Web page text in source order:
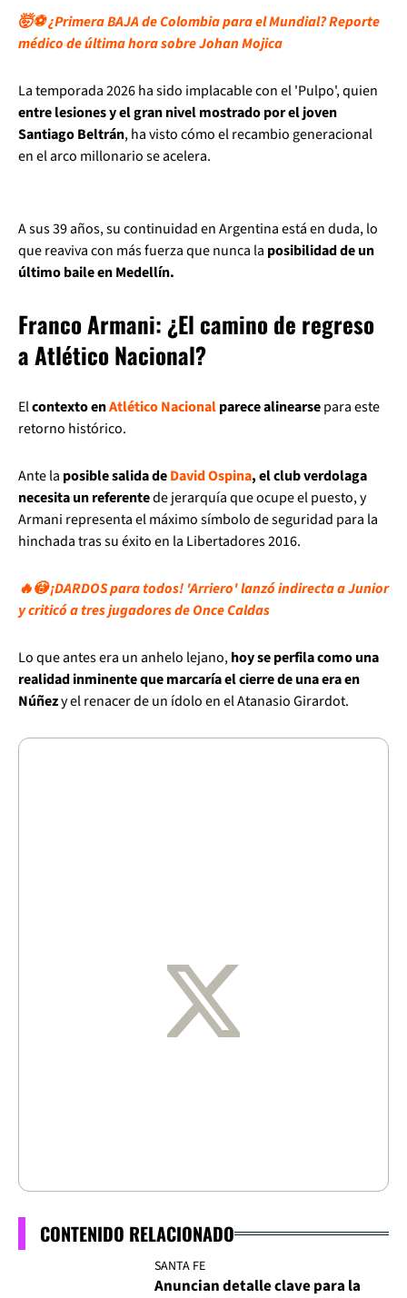
🤯⚽ ¿Primera BAJA de Colombia para el Mundial? Reporte
médico de última hora sobre Johan Mojica
La temporada 2026 ha sido implacable con el 'Pulpo', quien
entre lesiones y el gran nivel mostrado por el joven
Santiago Beltrán, ha visto cómo el recambio generacional
en el arco millonario se acelera.
A sus 39 años, su continuidad en Argentina está en duda, lo
que reaviva con más fuerza que nunca la posibilidad de un
último baile en Medellín.
Franco Armani: ¿El camino de regreso
a Atlético Nacional?
Elcontexto enAtlético Nacionalparece alinearsepara este
retorno histórico.
Ante la posible salida deDavid Ospina, el club verdolaga
necesita un referentede jerarquía que ocupe el puesto, y
Armani representa el máximo símbolo de seguridad para la
hinchada tras su éxito en la Libertadores 2016.
🔥😳 ¡DARDOS para todos! 'Arriero' lanzó indirecta a Junior
y criticó a tres jugadores de Once Caldas
Lo que antes era un anhelo lejano,hoy se perfila como una
realidad inminente que marcaría el cierre de una era en
Núñezy el renacer de un ídolo en el Atanasio Girardot.
CONTENIDO RELACIONADO
SANTA FE
Anuncian detalle clave para la